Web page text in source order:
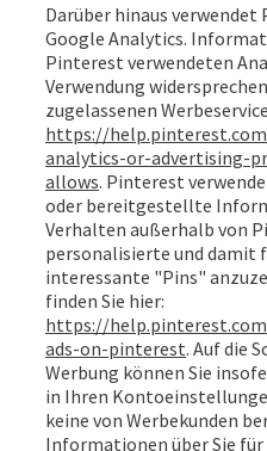
Darüber hinaus
Google Analytics.
Pinterest verwendeten
Verwendung
zugelassenen
https://
analytics-or-advertising-
allows. Pinterest
oder bereitgestellte
Verhalten außerhalb von
personalisierte und damit
interessante "Pins"
finden Sie hier:
https://
ads-on-pinterest. Auf die
Werbung können Sie
in Ihren
keine von Werbekunden
Informationen über Sie für